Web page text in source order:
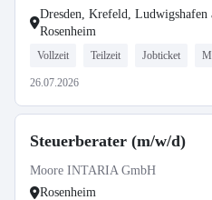
Dresden, Krefeld, Ludwigshafen
Rosenheim
Vollzeit Teilzeit Jobticket
26.07.2026
Steuerberater (m/w/d)
Moore INTARIA GmbH
Rosenheim